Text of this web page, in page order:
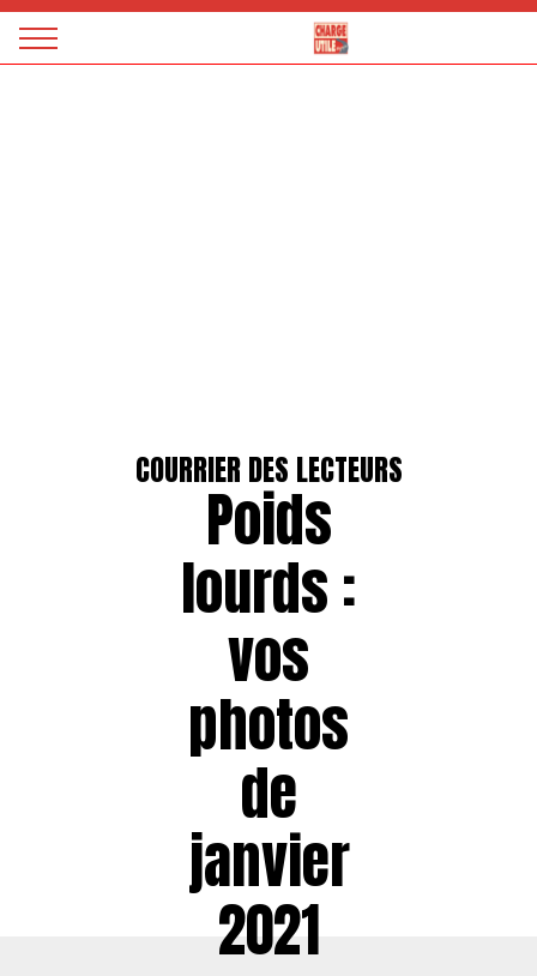
Magazine
COURRIER DES LECTEURS
Poids
lourds :
vos
photos
de
janvier
2021
Panneau de gestion des cookies